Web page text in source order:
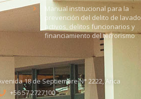
Manual institucional para la
prevención del delito de lavado
activos, delitos funcionarios y
financiamiento del terrorismo
18 de Septiembre N° 2222, Arica
+56 57 2727100​